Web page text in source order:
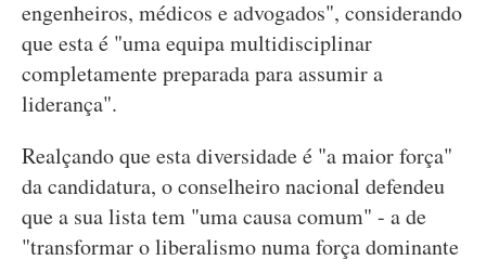
engenheiros, médicos e advogados", considerando
que esta é "uma equipa multidisciplinar
completamente preparada para assumir a
liderança".
Realçando que esta diversidade é "a maior força"
da candidatura, o conselheiro nacional defendeu
que a sua lista tem "uma causa comum" - a de
"transformar o liberalismo numa força dominante